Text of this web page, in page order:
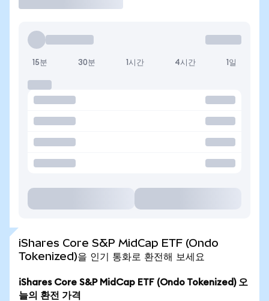
15분 30분 1시간 4시간 1일
iShares Core S&P MidCap ETF (Ondo
Tokenized)을 인기 통화로 환전해 보세요
iShares Core S&P MidCap ETF (Ondo Tokenized) 오
늘의 환전 가격